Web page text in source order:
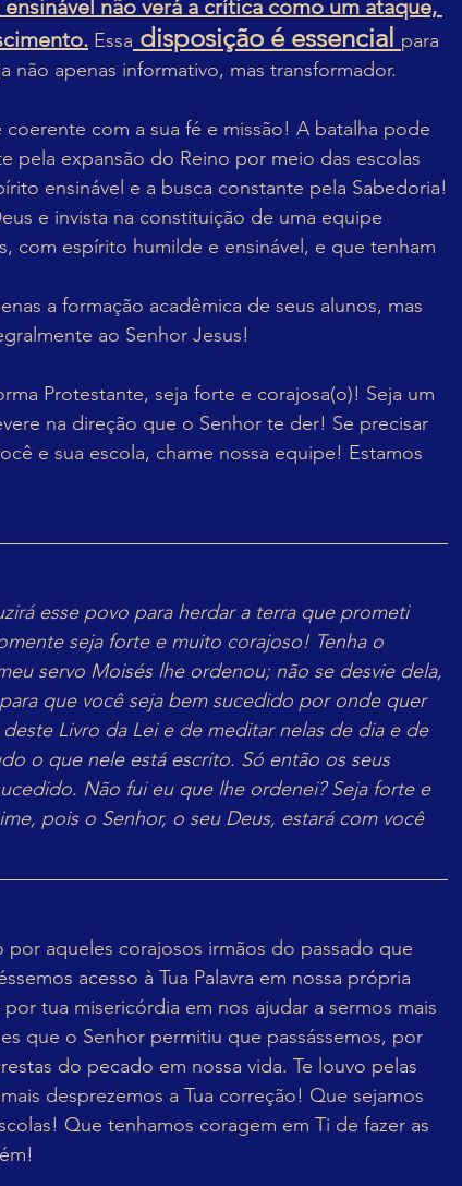
não verá a crítica como um ataque,
Essa disposição é essencial para
não apenas informativo, mas transformador.
com a sua fé e missão! A batalha pode
pela expansão do Reino por meio das escolas
ensinável e a busca constante pela Sabedoria!
e invista na constituição de uma equipe
com espírito humilde e ensinável, e que tenham
a formação acadêmica de seus alunos, mas
ao Senhor Jesus!
Protestante, seja forte e corajosa(o)! Seja um
na direção que o Senhor te der! Se precisar
e sua escola, chame nossa equipe! Estamos
esse povo para herdar a terra que prometi
seja forte e muito corajoso! Tenha o
servo Moisés lhe ordenou; não se desvie dela,
que você seja bem sucedido por onde quer
Livro da Lei e de meditar nelas de dia e de
o que nele está escrito. Só então os seus
Não fui eu que lhe ordenei? Seja forte e
pois o Senhor, o seu Deus, estará com você
por aqueles corajosos irmãos do passado que
acesso à Tua Palavra em nossa própria
tua misericórdia em nos ajudar a sermos mais
que o Senhor permitiu que passássemos, por
do pecado em nossa vida. Te louvo pelas
desprezemos a Tua correção! Que sejamos
Que tenhamos coragem em Ti de fazer as